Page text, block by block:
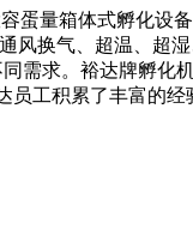
量箱体式孵化设
风换气、超温、超
需求。裕达牌孵
工积累了丰富的